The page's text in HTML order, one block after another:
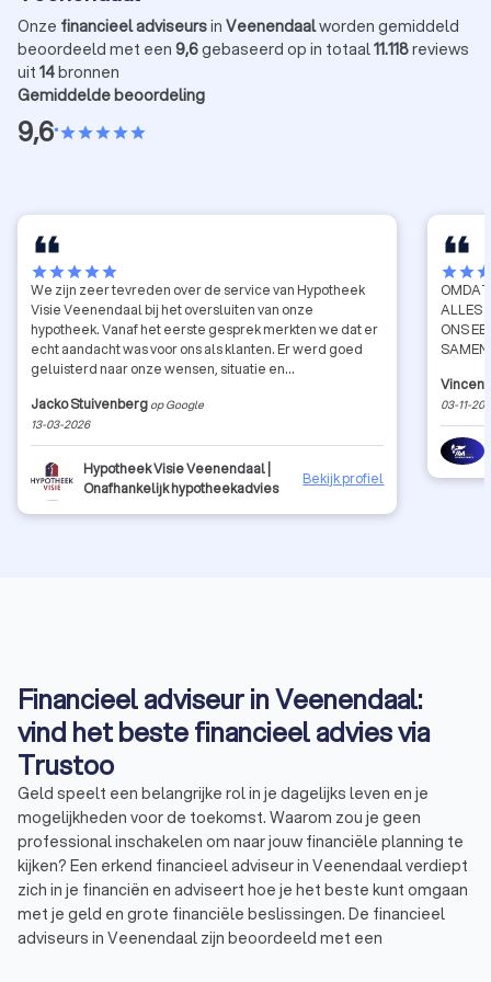
Onze financieel adviseursin Veenendaalworden gemiddeld
beoordeeld met een 9,6gebaseerd op in totaal11.118reviews
uit 14bronnen
Gemiddelde beoordeling
9,6•starstarstarstarstar
starstarstarstarstar
We zijn zeer tevreden over de service van Hypotheek
Visie Veenendaal bij het oversluiten van onze
hypotheek. Vanaf het eerste gesprek merkten we dat er
echt aandacht was voor ons als klanten. Er werd goed
geluisterd naar onze wensen, situatie en
duidelijk, eerlijk en volledig afgestemd op onze
persoonlijke situatie. We voelden ons gedurende het
hele traject goed begeleid en konden met al onze
vragen terecht. Dankzij het luisterend oor en de
deskundigheid hebben we uiteindelijk een nieuwe
hypotheek op maat gekregen die perfect bij ons past. De
Jacko Stuivenberg op Google
13-03-2026
Hypotheek Visie Veenendaal |
Onafhankelijk hypotheekadvies
Bekijk profiel
starstar
ALLES
ONS
03-11-
Financieel adviseur in Veenendaal:
vind het beste financieel advies via
Trustoo
Geld speelt een belangrijke rol in je dagelijks leven en je
mogelijkheden voor de toekomst. Waarom zou je geen
professional inschakelen om naar jouw financiële planning te
kijken? Een erkend financieel adviseur in Veenendaal verdiept
zich in je financiën en adviseert hoe je het beste kunt omgaan
met je geld en grote financiële beslissingen. De financieel
adviseurs in Veenendaal zijn beoordeeld met een